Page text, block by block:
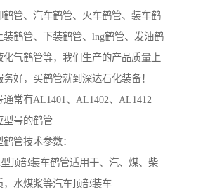
鹤管、汽车鹤管、火车鹤管、装车鹤
鹤管、下装鹤管、lng鹤管、发油鹤
气鹤管等，我们生产的产品质量上
好，买鹤管就到深达石化装备！
通常有AL1401、AL1402、AL1412
型号的鹤管
管技术参数：
顶部装车鹤管适用于、汽、煤、柴
，水煤浆等汽车顶部装车